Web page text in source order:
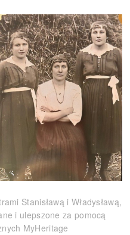
Stanisławą i Władysławą,
i ulepszone za pomocą
MyHeritage